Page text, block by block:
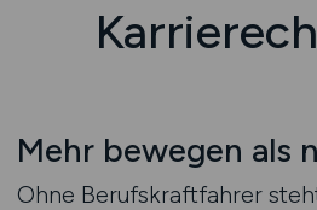
Mehr bewegen als
Ohne Berufskraftfahrer